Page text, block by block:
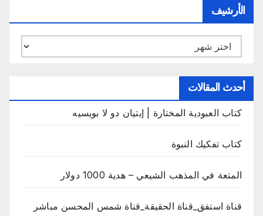
الأرشيف
الأرشيف
أحدث المقالات
كتاب العبودية المختارة | إيتيان دو لا بويسيه
كتاب تفكيك النبوة
المتعة في المذهب الشيعي – هدية 1000 دولار
قناة استفق_قناة الحقيقة_قناة شمس المحسن مباشر